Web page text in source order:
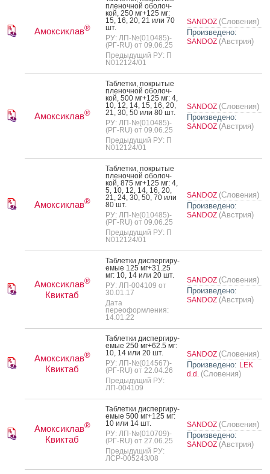
Амоксиклав®
пле­ноч­ной обо­лоч­
кой, 250 мг+125 мг:
15, 16, 20, 21 или 70
шт.
РУ: ЛП-№(010485)-
(РГ-RU) от 09.06.25
Предыдущий РУ: П
N012124/01
SANDOZ (Словения)
Произведено:
SANDOZ (Австрия)
Амоксиклав®
Таб­летки, пок­ры­тые
пле­ноч­ной обо­лоч­
кой, 500 мг+125 мг: 4,
10, 12, 14, 15, 16, 20,
21, 30, 50 или 80 шт.
РУ: ЛП-№(010485)-
(РГ-RU) от 09.06.25
Предыдущий РУ: П
N012124/01
SANDOZ (Словения)
Произведено:
SANDOZ (Австрия)
Амоксиклав®
Таб­летки, пок­ры­тые
пле­ноч­ной обо­лоч­
кой, 875 мг+125 мг: 4,
5, 10, 12, 14, 16, 20,
21, 24, 30, 50, 70 или
80 шт.
РУ: ЛП-№(010485)-
(РГ-RU) от 09.06.25
Предыдущий РУ: П
N012124/01
SANDOZ (Словения)
Произведено:
SANDOZ (Австрия)
Амоксиклав®
Квиктаб
Таб­летки дис­перги­ру­
емые 125 мг+31.25
мг: 10, 14 или 20 шт.
РУ: ЛП-004109 от
30.01.17
Дата
переоформления:
14.01.22
SANDOZ (Словения)
Произведено:
SANDOZ (Австрия)
Амоксиклав®
Квиктаб
Таб­летки дис­перги­ру­
емые 250 мг+62.5 мг:
10, 14 или 20 шт.
РУ: ЛП-№(014567)-
(РГ-RU) от 22.04.26
Предыдущий РУ:
ЛП-004109
SANDOZ (Словения)
Произведено: LEK
d.d. (Словения)
Амоксиклав®
Квиктаб
Таб­летки дис­перги­ру­
емые 500 мг+125 мг:
10 или 14 шт.
РУ: ЛП-№(010709)-
(РГ-RU) от 27.06.25
Предыдущий РУ:
ЛСР-005243/08
SANDOZ (Словения)
Произведено:
SANDOZ (Австрия)